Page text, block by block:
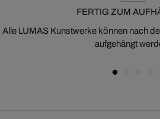
FERTIG ZUM
Alle LUMAS Kunstwerke können nach
aufgehängt